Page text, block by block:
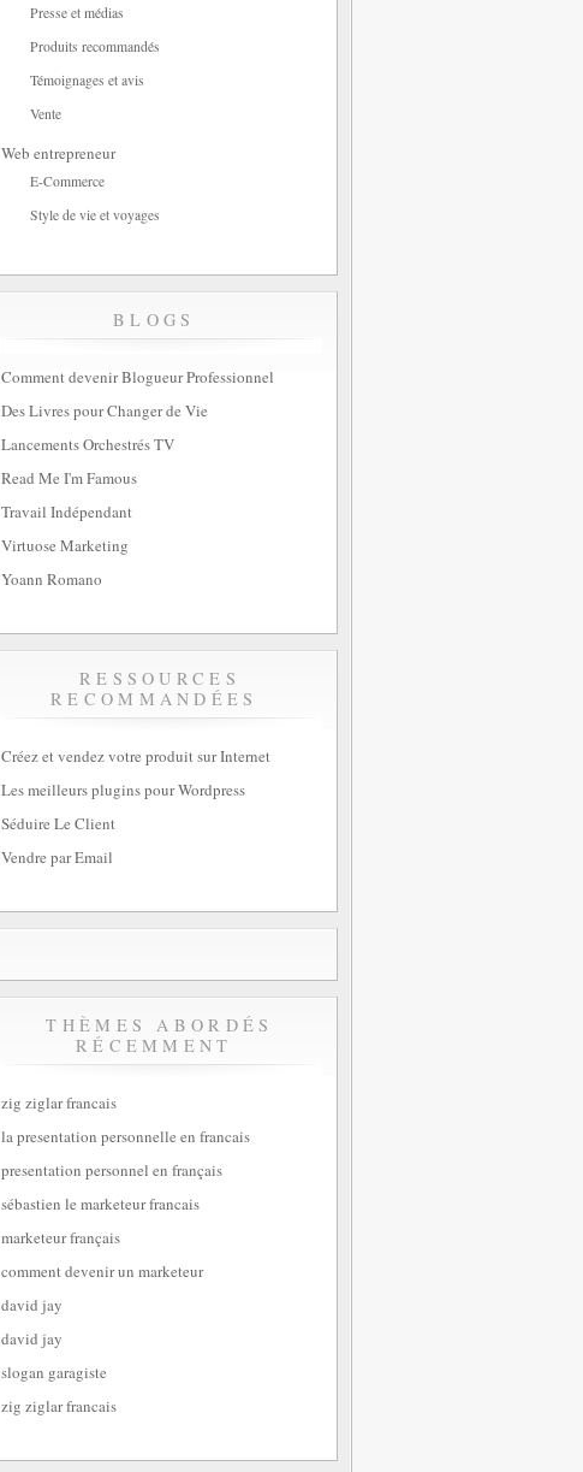
Presse et médias
Produits recommandés
Témoignages et avis
Vente
Web entrepreneur
E-Commerce
Style de vie et voyages
BLOGS
Comment devenir Blogueur Professionnel
Des Livres pour Changer de Vie
Lancements Orchestrés TV
Read Me I'm Famous
Travail Indépendant
Virtuose Marketing
Yoann Romano
RESSOURCES
RECOMMANDÉES
Créez et vendez votre produit sur Internet
Les meilleurs plugins pour Wordpress
Séduire Le Client
Vendre par Email
THÈMES ABORDÉS
RÉCEMMENT
zig ziglar francais
la presentation personnelle en francais
presentation personnel en français
sébastien le marketeur francais
marketeur français
comment devenir un marketeur
david jay
david jay
slogan garagiste
zig ziglar francais